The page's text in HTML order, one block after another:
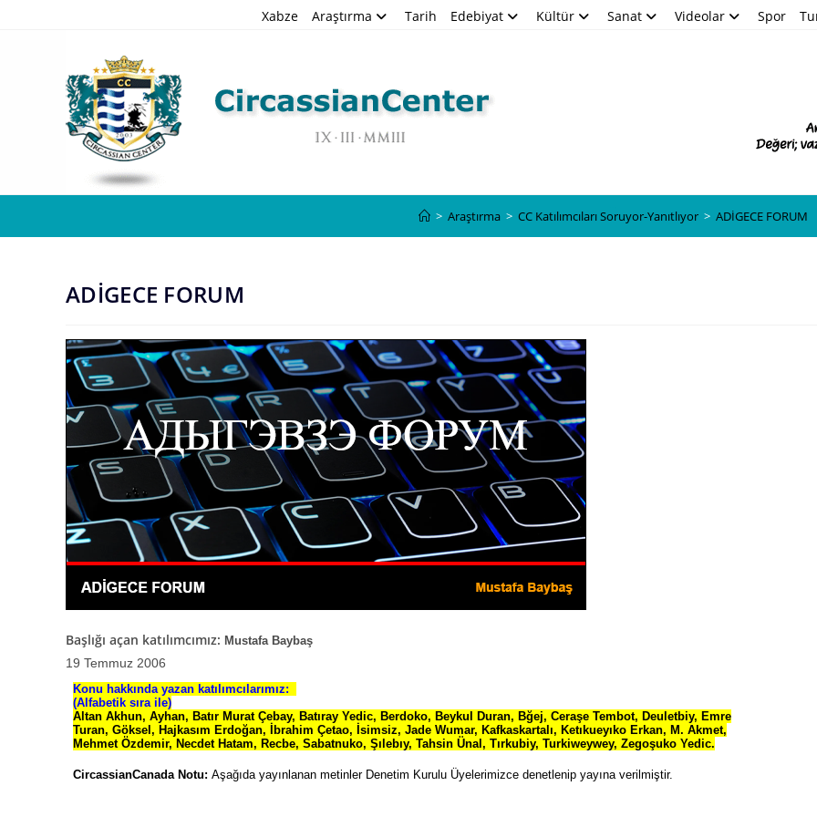
Xabze Araştırma Tarih Edebiyat Kültür Sanat Videolar Spor
> Araştırma > CC Katılımcıları Soruyor-Yanıtlıyor > ADİGECE FORUM
ADİGECE FORUM
Başlığı açan katılımcımız: Mustafa Baybaş
19 Temmuz 2006